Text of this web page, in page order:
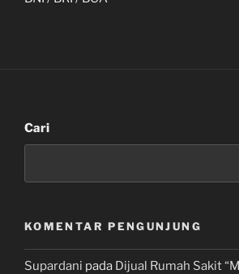
Cari
KOMENTAR PENGUNJUNG
Supardani pada Dijual Rumah Sakit